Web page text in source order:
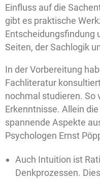
Einfluss auf die
gibt es praktische
Entscheidungsfindung
Seiten, der Sachlogik
In der Vorbereitung
Fachliteratur
nochmal studieren. So
Erkenntnisse. Allein
spannende Aspekte
Psychologen Ernst
Auch Intuition ist
Denkprozessen.